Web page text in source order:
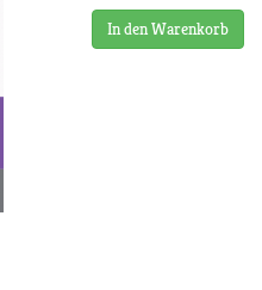
In den Warenkorb